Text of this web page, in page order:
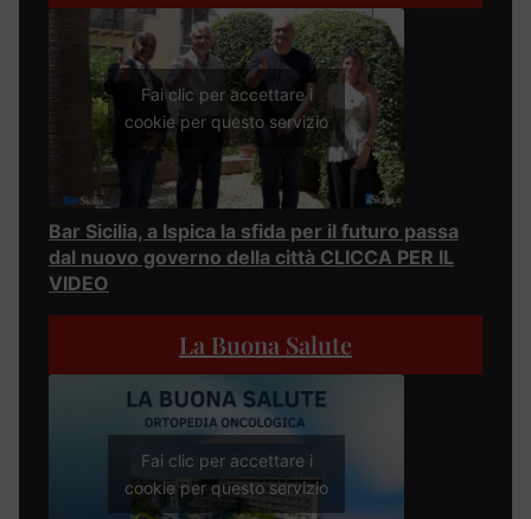
Fai clic per accettare i
cookie per questo servizio
Bar Sicilia, a Ispica la sfida per il futuro passa
dal nuovo governo della città CLICCA PER IL
VIDEO
La Buona Salute
Fai clic per accettare i
cookie per questo servizio